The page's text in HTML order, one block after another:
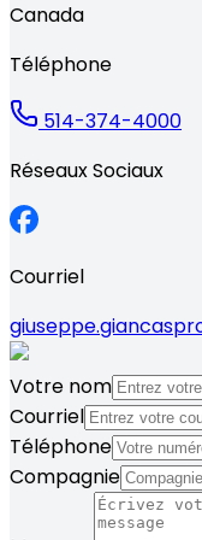
Canada
Téléphone
514-374-4000
Réseaux Sociaux
Courriel
Votre nom
Courriel
Téléphone
Compagnie